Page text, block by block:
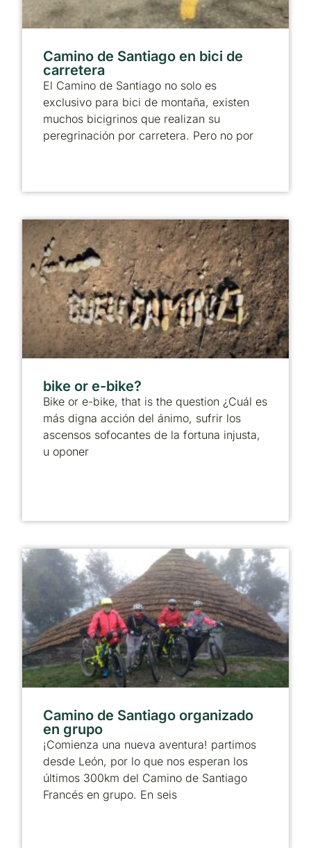
Camino de Santiago en bici de
carretera
El Camino de Santiago no solo es
exclusivo para bici de montaña, existen
muchos bicigrinos que realizan su
peregrinación por carretera. Pero no por
bike or e-bike?
Bike or e-bike, that is the question ¿Cuál es
más digna acción del ánimo, sufrir los
ascensos sofocantes de la fortuna injusta,
u oponer
Camino de Santiago organizado
en grupo
¡Comienza una nueva aventura! partimos
desde León, por lo que nos esperan los
últimos 300km del Camino de Santiago
Francés en grupo. En seis